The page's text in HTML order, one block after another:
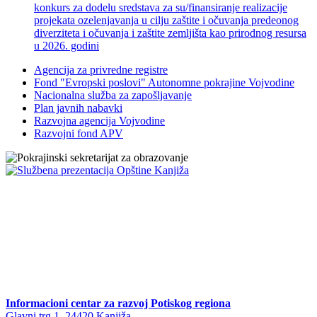
konkurs za dodelu sredstava za su/finansiranje realizacije
projekata ozelenjavanja u cilju zaštite i očuvanja predeonog
diverziteta i očuvanja i zaštite zemljišta kao prirodnog resursa
u 2026. godini
Agencija za privredne registre
Fond "Evropski poslovi" Autonomne pokrajine Vojvodine
Nacionalna služba za zapošljavanje
Plan javnih nabavki
Razvojna agencija Vojvodine
Razvojni fond APV
Informacioni centar za razvoj Potiskog regiona